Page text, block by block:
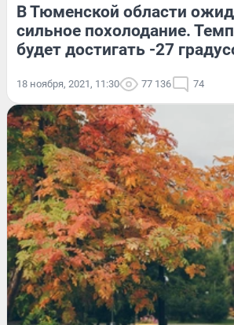
В Тюменской области
сильное похолодание.
будет достигать -27
18 ноября, 2021, 11:30 77 136 74